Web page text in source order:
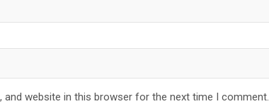
and website in this browser for the next time I comment.